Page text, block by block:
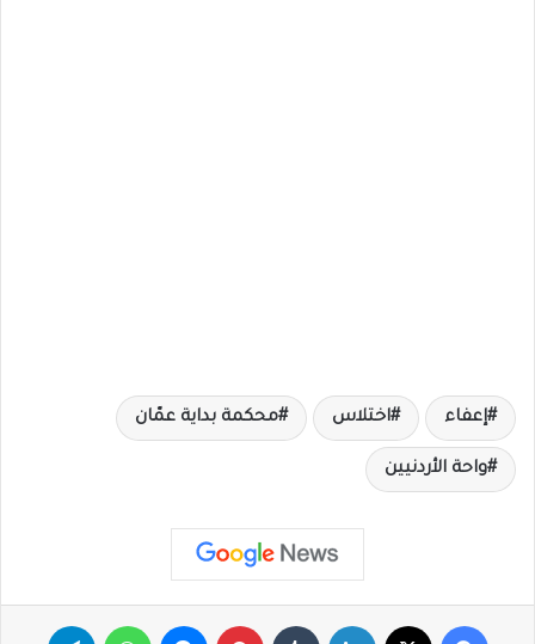
إعفاء اختلاس محكمة بداية عمّان
واحة الأردنيين